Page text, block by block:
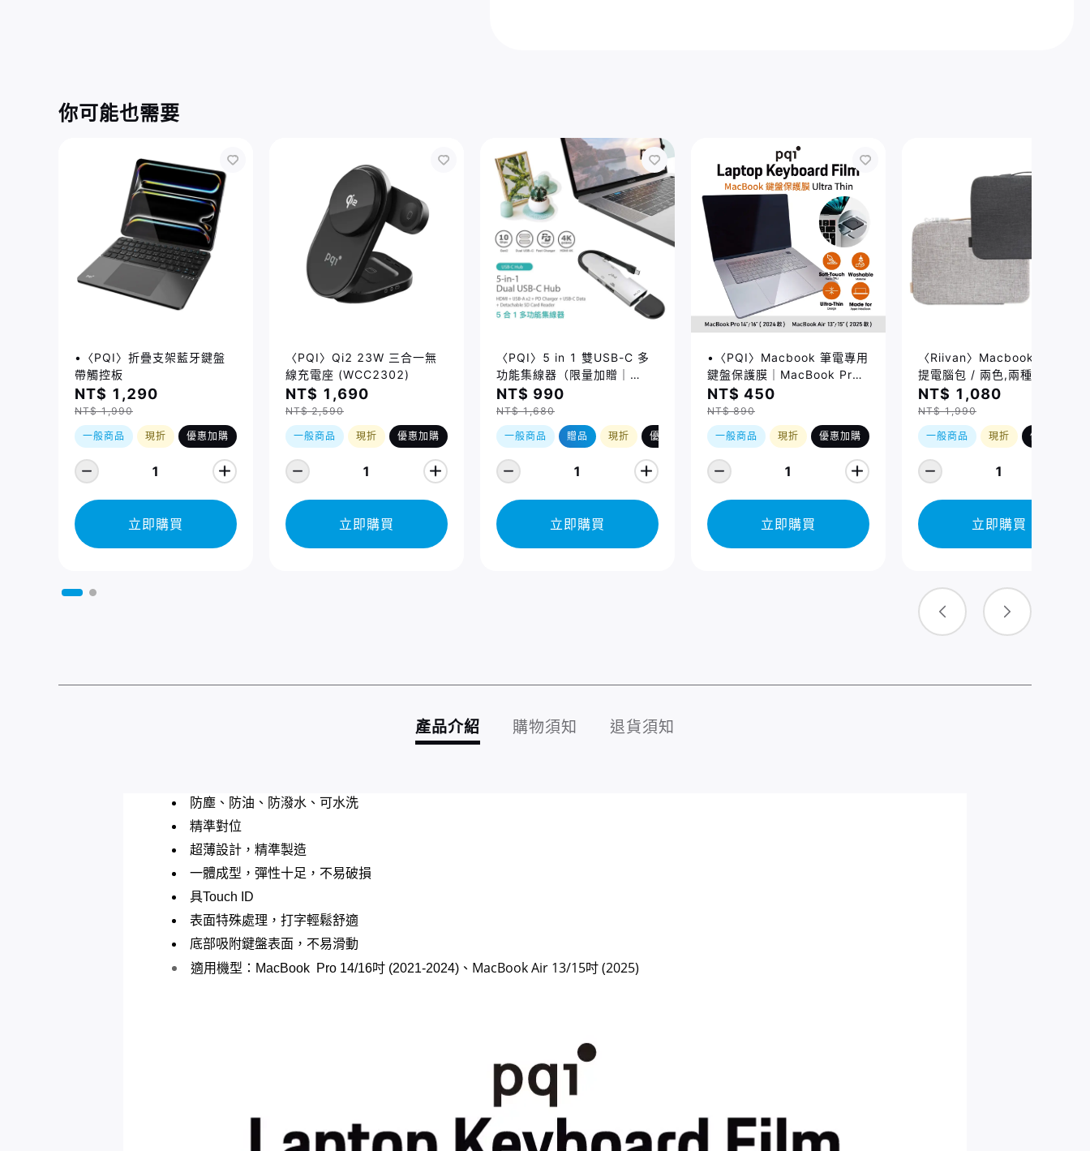
你可能也需要
•〈PQI〉折疊支架藍牙鍵盤
帶觸控板
NT$ 1,290
NT$ 1,990
一般商品 現折 優惠加購
1
立即購買
〈PQI〉Qi2 23W 三合一無
線充電座 (WCC2302)
NT$ 1,690
NT$ 2,590
一般商品 現折 優惠加購
1
立即購買
〈PQI〉5 in 1 雙USB-C 多
功能集線器（限量加贈｜
U988 class 10 Micro SD
記憶卡 64GB，附 SD 轉卡）
NT$ 990
NT$ 1,680
一般商品 贈品 現折 優惠加購
1
立即購買
•〈PQI〉Macbook 筆電專用
鍵盤保護膜｜MacBook Pro
14/16吋 (2021-2026)、
MacBook Air 13/15吋
(2026) 適用
NT$ 450
NT$ 890
一般商品 現折 優惠加購
1
立即購買
〈Riivan〉Macbook 防震手
提電腦包 / 兩色,兩種規格
NT$ 1,080
NT$ 1,990
一般商品 現折 優惠加購
1
立即購買
產品介紹 購物須知 退貨須知
防塵、防油、防潑水、可水洗
精準對位
超薄設計，精準製造
一體成型，彈性十足，不易破損
具Touch ID
表面特殊處理，打字輕鬆舒適
底部吸附鍵盤表面，不易滑動
適用機型：MacBook Pro 14/16吋 (2021-2024)、 MacBook Air 13/15吋 (2025)